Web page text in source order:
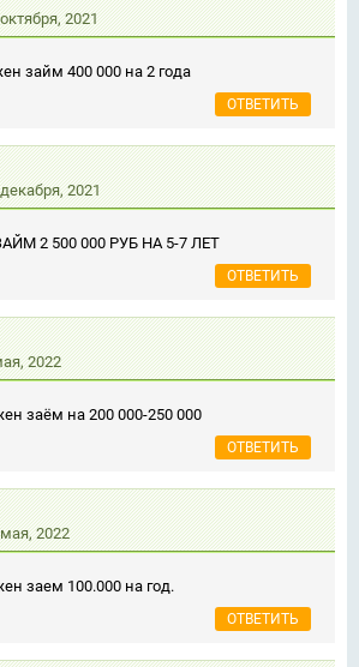
2021
займ 400 000 на 2 года
ОТВЕТИТЬ
2021
2 500 000 РУБ НА 5-7 ЛЕТ
ОТВЕТИТЬ
2022
заём на 200 000-250 000
ОТВЕТИТЬ
2022
заем 100.000 на год.
ОТВЕТИТЬ